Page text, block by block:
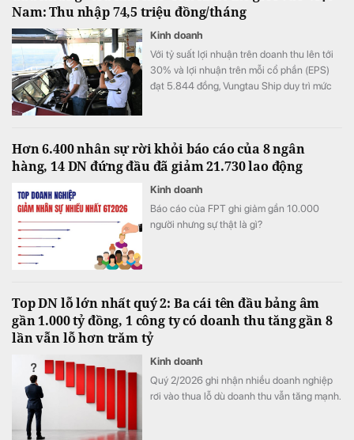
Nam: Thu nhập 74,5 triệu đồng/tháng
Kinh doanh
Với tỷ suất lợi nhuận trên doanh thu lên tới
30% và lợi nhuận trên mỗi cổ phần (EPS)
đạt 5.844 đồng, Vungtau Ship duy trì mức
Hơn 6.400 nhân sự rời khỏi báo cáo của 8 ngân
hàng, 14 DN đứng đầu đã giảm 21.730 lao động
Kinh doanh
Báo cáo của FPT ghi giảm gần 10.000
người nhưng sự thật là gì?
Top DN lỗ lớn nhất quý 2: Ba cái tên đầu bảng âm
gần 1.000 tỷ đồng, 1 công ty có doanh thu tăng gần 8
lần vẫn lỗ hơn trăm tỷ
Kinh doanh
Quý 2/2026 ghi nhận nhiều doanh nghiệp
rơi vào thua lỗ dù doanh thu vẫn tăng mạnh.